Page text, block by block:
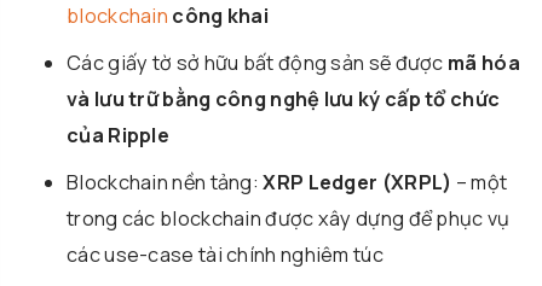
blockchain công khai
Các giấy tờ sở hữu bất động sản sẽ được mã hóa
và lưu trữ bằng công nghệ lưu ký cấp tổ chức
của Ripple
Blockchain nền tảng:XRP Ledger (XRPL) – một
trong các blockchain được xây dựng để phục vụ
các use-case tài chính nghiêm túc